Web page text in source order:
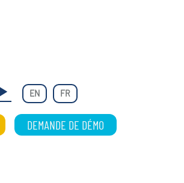
EN FR
DEMANDE DE DÉMO